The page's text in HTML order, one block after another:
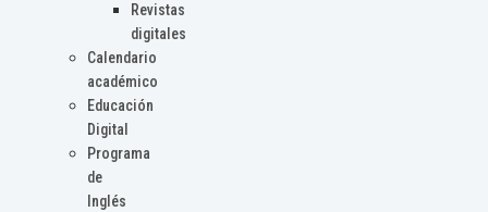
Revistas
digitales
Calendario
académico
Educación
Digital
Programa
de
Inglés